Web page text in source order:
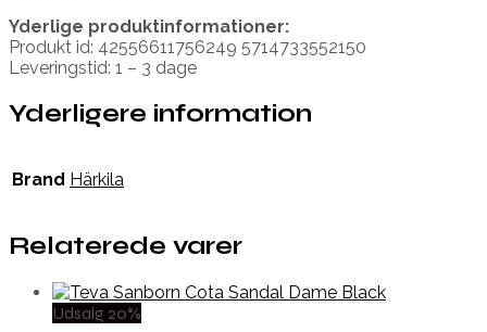
Yderlige produktinformationer:
Produkt id: 42556611756249 5714733552150
Leveringstid: 1 – 3 dage
Yderligere information
Brand Härkila
Relaterede varer
Udsalg 20%